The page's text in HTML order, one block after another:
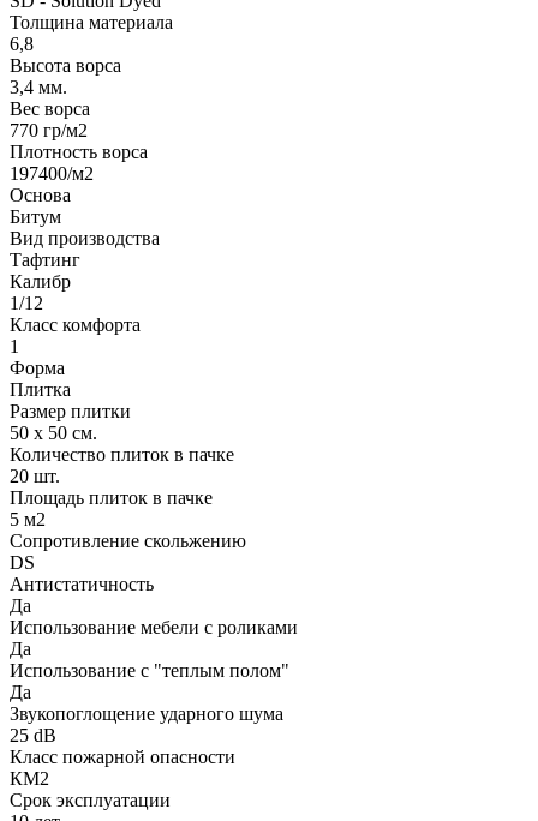
Толщина материала
6,8
Высота ворса
3,4 мм.
Вес ворса
770 гр/м2
Плотность ворса
197400/м2
Основа
Битум
Вид производства
Тафтинг
Калибр
1/12
Класс комфорта
1
Форма
Плитка
Размер плитки
50 х 50 см.
Количество плиток в пачке
20 шт.
Площадь плиток в пачке
5 м2
Сопротивление скольжению
DS
Антистатичность
Да
Использование мебели с роликами
Да
Использование с "теплым полом"
Да
Звукопоглощение ударного шума
25 dB
Класс пожарной опасности
КМ2
Срок эксплуатации